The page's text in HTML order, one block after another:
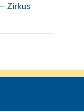
Zirkus